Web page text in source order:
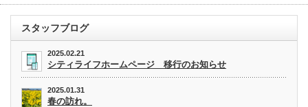
スタッフブログ
2025.02.21
シティライフホームページ 移行のお知らせ
2025.01.31
春の訪れ。